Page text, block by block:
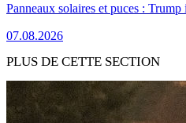
Panneaux solaires et puces :
07.08.2026
PLUS DE CETTE SECTION